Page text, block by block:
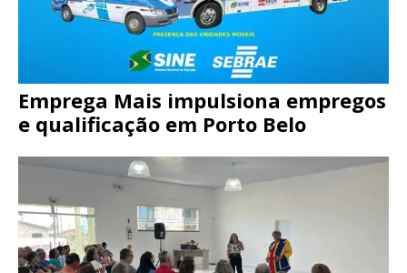
Emprega Mais impulsiona empregos
e qualificação em Porto Belo